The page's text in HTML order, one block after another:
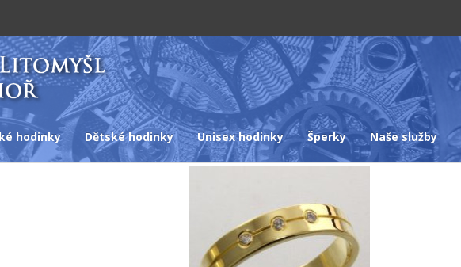
hodinky Dětské hodinky Unisex hodinky Šperky Naše služby